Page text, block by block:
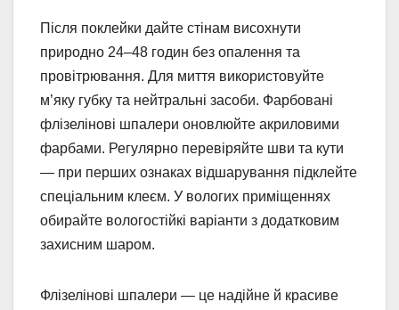
Після поклейки дайте стінам висохнути
природно 24–48 годин без опалення та
провітрювання. Для миття використовуйте
м’яку губку та нейтральні засоби. Фарбовані
флізелінові шпалери оновлюйте акриловими
фарбами. Регулярно перевіряйте шви та кути
— при перших ознаках відшарування підклейте
спеціальним клеєм. У вологих приміщеннях
обирайте вологостійкі варіанти з додатковим
захисним шаром.
Флізелінові шпалери — це надійне й красиве